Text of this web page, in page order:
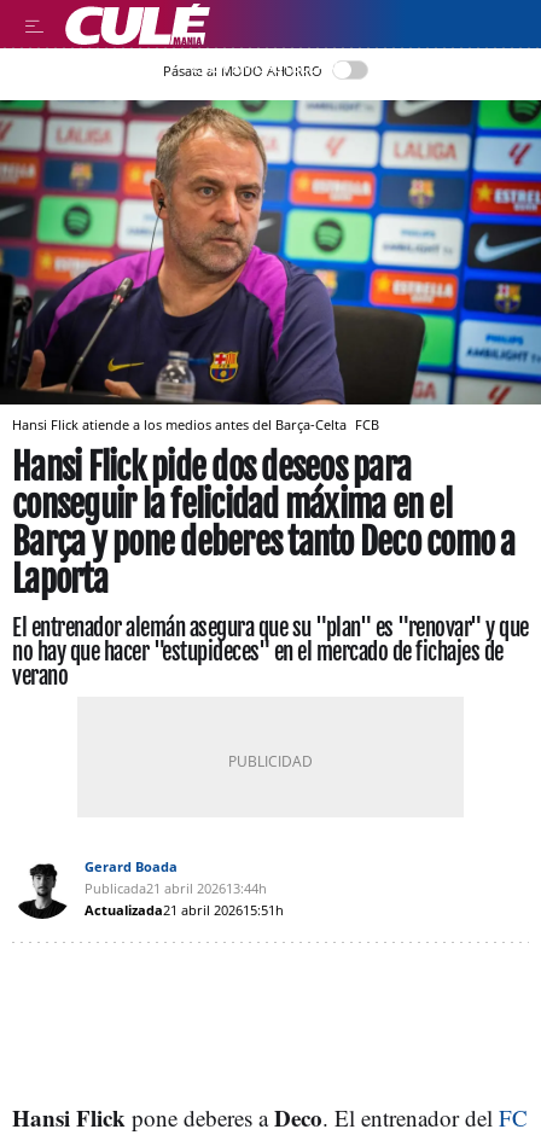
LEER EN CASTELLANO
Pásate al MODO AHORRO
Hansi Flick atiende a los medios antes del Barça-Celta FCB
Hansi Flick pide dos deseos para
conseguir la felicidad máxima en el
Barça y pone deberes tanto Deco como a
Laporta
El entrenador alemán asegura que su "plan" es "renovar" y que
no hay que hacer "estupideces" en el mercado de fichajes de
verano
Gerard Boada
Publicada21 abril 202613:44h
Actualizada21 abril 202615:51h
Hansi Flick pone deberes aDeco. El entrenador del FC